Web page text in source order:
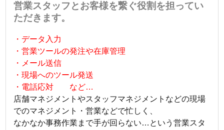
営業スタッフとお客様を繋ぐ役割を担ってい
ただきます。
・データ入力
・営業ツールの発注や在庫管理
・メール送信
・現場へのツール発送
・電話応対 など…
店舗マネジメントやスタッフマネジメントなどの現場
でのマネジメント・営業などで忙しく、
なかなか事務作業まで手が回らない…という営業スタ